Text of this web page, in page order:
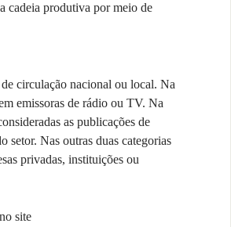
cadeia produtiva por meio de
circulação nacional ou local. Na
emissoras de rádio ou TV. Na
as publicações de
setor. Nas outras duas categorias
privadas, instituições ou
site